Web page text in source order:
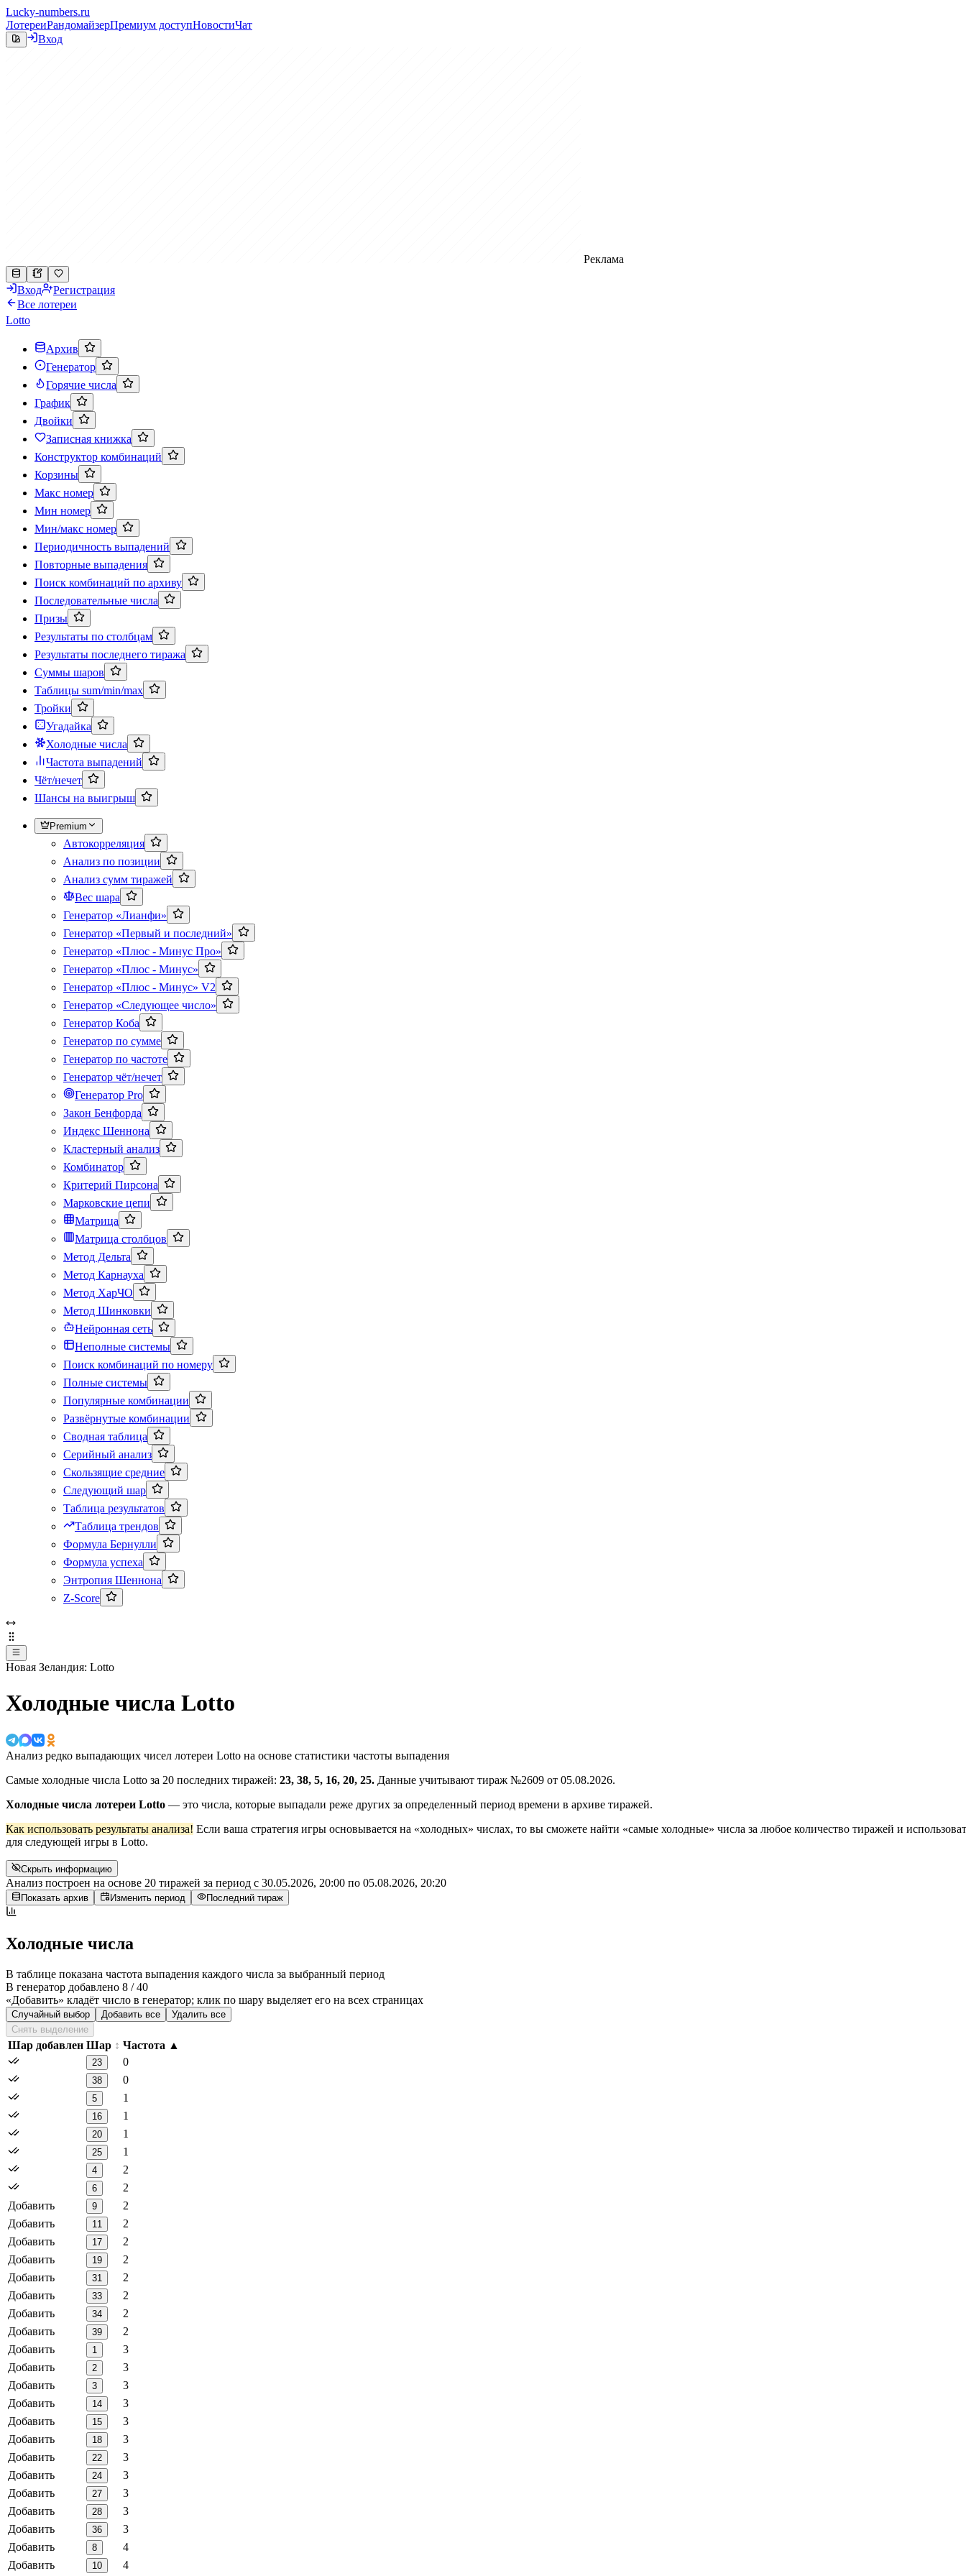
Lucky-numbers.ru
ЛотереиРандомайзерПремиум доступНовостиЧат
Вход
Реклама
Вход
Регистрация
Все лотереи
Lotto
Архив
Генератор
Горячие числа
График
Двойки
Записная книжка
Конструктор комбинаций
Корзины
Макс номер
Мин номер
Мин/макс номер
Периодичность выпадений
Повторные выпадения
Поиск комбинаций по архиву
Последовательные числа
Призы
Результаты по столбцам
Результаты последнего тиража
Суммы шаров
Таблицы sum/min/max
Тройки
Угадайка
Холодные числа
Частота выпадений
Чёт/нечет
Шансы на выигрыш
Premium
Автокорреляция
Анализ по позиции
Анализ сумм тиражей
Вес шара
Генератор «Лианфи»
Генератор «Первый и последний»
Генератор «Плюс - Минус Про»
Генератор «Плюс - Минус»
Генератор «Плюс - Минус» V2
Генератор «Следующее число»
Генератор Коба
Генератор по сумме
Генератор по частоте
Генератор чёт/нечет
Генератор Pro
Закон Бенфорда
Индекс Шеннона
Кластерный анализ
Комбинатор
Критерий Пирсона
Марковские цепи
Матрица
Матрица столбцов
Метод Дельта
Метод Карнауха
Метод ХарЧО
Метод Шинковки
Нейронная сеть
Неполные системы
Поиск комбинаций по номеру
Полные системы
Популярные комбинации
Развёрнутые комбинации
Сводная таблица
Серийный анализ
Скользящие средние
Следующий шар
Таблица результатов
Таблица трендов
Формула Бернулли
Формула успеха
Энтропия Шеннона
Z-Score
Новая Зеландия: Lotto
Холодные числа Lotto
Анализ редко выпадающих чисел лотереи Lotto на основе статистики частоты выпадения
Самые холодные числа Lotto за 20 последних тиражей: 23, 38, 5, 16, 20, 25. Данные учитывают тираж №2609 от 05.08.2026.
Холодные числа лотереи Lotto — это числа, которые выпадали реже других за определенный период времени в архиве тиражей.
Как использовать результаты анализа! Если ваша стратегия игры основывается на «холодных» числах, то вы сможете найти «самые холодные» числа за любое количество тиражей и
для следующей игры в Lotto.
Скрыть информацию
Анализ построен на основе 20 тиражей за период с 30.05.2026, 20:00 по 05.08.2026, 20:20
Показать архив Изменить период Последний тираж
Холодные числа
В таблице показана частота выпадения каждого числа за выбранный период
В генератор добавлено 8 / 40
«Добавить» кладёт число в генератор; клик по шару выделяет его на всех страницах
Случайный выбор Добавить все
Удалить все
Снять выделение
Шар добавлен Шар Частота
23 0
38 0
5 1
16 1
20 1
25 1
4 2
6
2
Добавить
9
2
Добавить
11
2
Добавить
17
2
Добавить
19
2
Добавить
31
2
Добавить
33
2
Добавить
34
2
Добавить
39
2
Добавить
1
3
Добавить
2
3
Добавить
3
3
Добавить
14
3
Добавить
15
3
Добавить
18
3
Добавить
22
3
Добавить
24
3
Добавить
27
3
Добавить
28
3
Добавить
36
3
Добавить
8
4
Добавить
10 4